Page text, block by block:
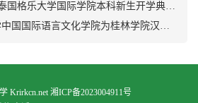
格乐大学国际学院本科新生开学典礼精彩回顾
语言文化学院为桂林学院汉教专业实习生举办报告总结会
Krirkcn.net 湘ICP备2023004911号